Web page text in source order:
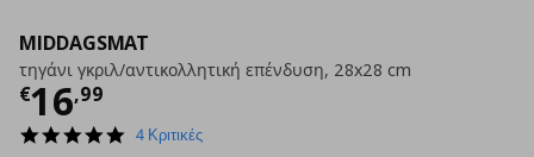
MIDDAGSMAT
τηγάνι γκριλ/αντικολλητική επένδυση, 28x28 cm
€16,99
Τρέχουσα τιμή
4.8
4 Κριτικές